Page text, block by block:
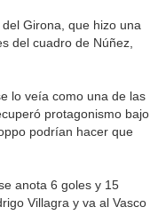
Girona, que hizo una
del cuadro de Núñez,
lo veía como una de las
protagonismo bajo
podrían hacer que
anota 6 goles y 15
Villagra y va al Vasco